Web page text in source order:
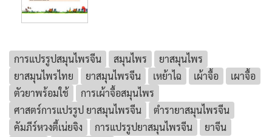
การแปรรูปสมุนไพรจีน สมุนไพร
ยาสมุนไพร
ยาสมุนไพรไทย
ยาสมุนไพรจีน เหย้าไฉ เผ้าจื้อ
เผาจื้อ
ตัวยาพร้อมใช้
การเผ้าจื้อสมุนไพร
ศาสตร์การแปรรูป ยาสมุนไพรจีน
ตำรายาสมุนไพรจีน
คัมภีร์หวงตี้เน่ยจิง
การแปรรูปยาสมุนไพรจีน
ยาจีน